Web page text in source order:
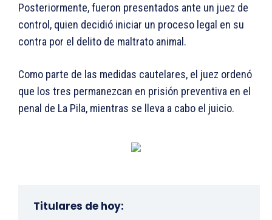
Posteriormente, fueron presentados ante un juez de
control, quien decidió iniciar un proceso legal en su
contra por el delito de maltrato animal.
Como parte de las medidas cautelares, el juez ordenó
que los tres permanezcan en prisión preventiva en el
penal de La Pila, mientras se lleva a cabo el juicio.
Titulares de hoy: